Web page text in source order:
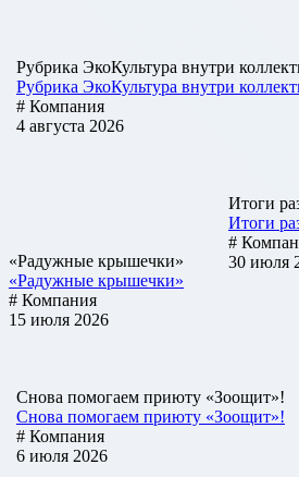
Рубрика ЭкоКультура внутри
Рубрика ЭкоКультура внутри
# Компания
4 августа 2026
Итоги
Итоги
#
30 июля
«Радужные крышечки»
«Радужные крышечки»
# Компания
15 июля 2026
Снова помогаем приюту «Зоощит»!
Снова помогаем приюту «Зоощит»!
# Компания
6 июля 2026